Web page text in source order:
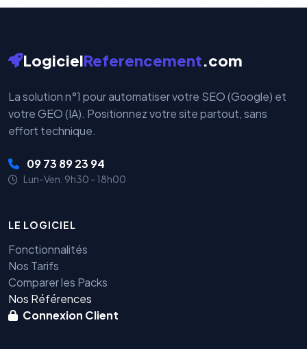
LogicielReferencement.com
La solution n°1 pour automatiser votre SEO (Google) et
votre GEO (IA). Positionnez votre site partout, sans
effort technique.
09 73 89 23 94
Lun-Ven: 9h30 - 18h00
LE LOGICIEL
Fonctionnalités
Nos Tarifs
Comparer les Packs
Nos Références
Connexion Client